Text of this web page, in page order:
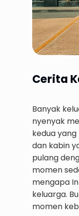
Cerita
Banyak
nyenyak
kedua
dan kabin
pulang
momen
mengapa
keluarga.
momen